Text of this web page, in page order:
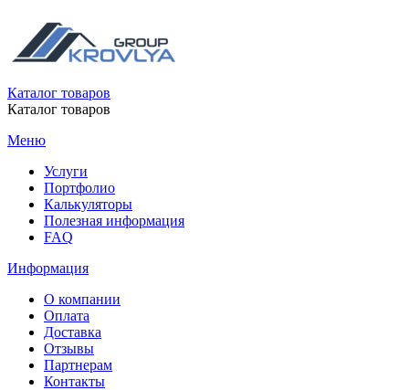
Каталог товаров
Каталог товаров
Меню
Услуги
Портфолио
Калькуляторы
Полезная информация
FAQ
Информация
О компании
Оплата
Доставка
Отзывы
Партнерам
Контакты